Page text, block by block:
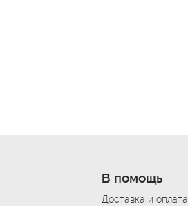
В помощь
Доставка и оплата